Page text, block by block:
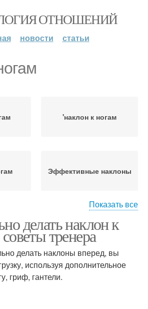
ОТНОШЕНИЙ
новости статьи
'наклон к ногам
Эффективные наклоны
Наклоны к ноге
Показать все
делать наклон к
тренера
делать наклоны вперед, вы
используя дополнительное
гриф, гантели.